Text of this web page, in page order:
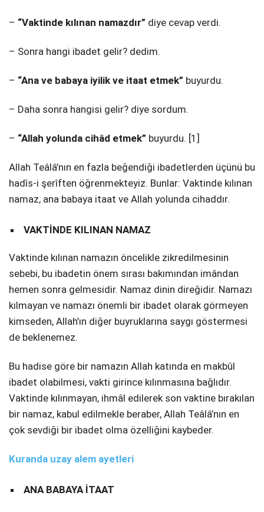
– “Vaktinde kılınan namazdır” diye cevap verdi.
– Sonra hangi ibadet gelir? dedim.
– “Ana ve babaya iyilik ve itaat etmek” buyurdu.
– Daha sonra hangisi gelir? diye sordum.
– “Allah yolunda cihâd etmek” buyurdu. [1]
Allah Teâlâ’nın en fazla beğendiği ibadetlerden üçünü bu
hadîs-i şerîften öğrenmekteyiz. Bunlar: Vaktinde kılınan
namaz, ana babaya itaat ve Allah yolunda cihaddır.
VAKTİNDE KILINAN NAMAZ
Vaktinde kılınan namazın öncelikle zikredilmesinin
sebebi, bu ibadetin önem sırası bakımından imândan
hemen sonra gelmesidir. Namaz dinin direğidir. Namazı
kılmayan ve namazı önemli bir ibadet olarak görmeyen
kimseden, Allah’ın diğer buyruklarına saygı göstermesi
de beklenemez.
Bu hadise göre bir namazın Allah katında en makbûl
ibadet olabilmesi, vakti girince kılınmasına bağlıdır.
Vaktinde kılınmayan, ihmâl edilerek son vaktine bırakılan
bir namaz, kabul edilmekle beraber, Allah Teâlâ’nın en
çok sevdiği bir ibadet olma özelliğini kaybeder.
Kuranda uzay alem ayetleri
ANA BABAYA İTAAT